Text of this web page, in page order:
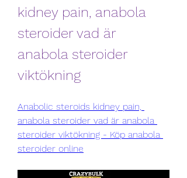
kidney pain, anabola
steroider vad är
anabola steroider
viktökning
Anabolic steroids kidney pain,
anabola steroider vad är anabola
steroider viktökning - Köp anabola
steroider online